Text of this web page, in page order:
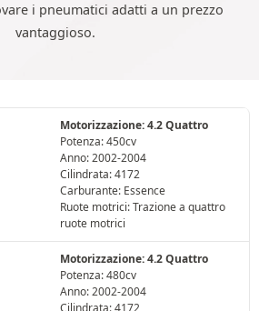
i pneumatici adatti a un prezzo
vantaggioso.
Motorizzazione: 4.2 Quattro
Potenza: 450cv
Anno: 2002-2004
Cilindrata: 4172
Carburante: Essence
Ruote motrici: Trazione a quattro
ruote motrici
Motorizzazione: 4.2 Quattro
Potenza: 480cv
Anno: 2002-2004
Cilindrata: 4172